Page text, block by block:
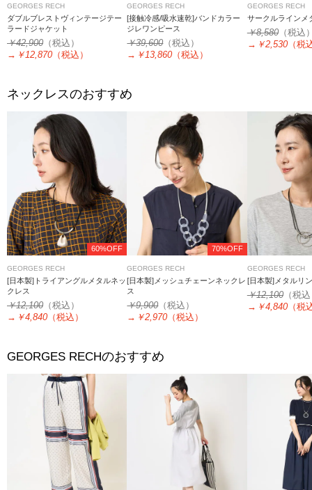
GEORGES RECH
ダブルブレストヴィンテージテー
ラードジャケット
￥42,900 （税込）
→ ￥12,870 （税込）
GEORGES RECH
[接触冷感/吸水速乾]バンドカラー
ジレワンピース
￥39,600（税込）
→ ￥13,860 （税込）
GEORGES RECH
サークルラインメ
￥8,580（税込
→ ￥2,530（税
ネックレスのおすすめ
60%OFF
GEORGES RECH
[日本製]トライアングルメタルネッ
クレス
￥12,100 （税込）
→ ￥4,840 （税込）
70%OFF
GEORGES RECH
[日本製]メッシュチェーンネックレ
ス
￥9,900（税込）
→ ￥2,970 （税込）
GEORGES RECH
[日本製]メタルリ
￥12,100（税
→ ￥4,840（税
GEORGES RECHのおすすめ